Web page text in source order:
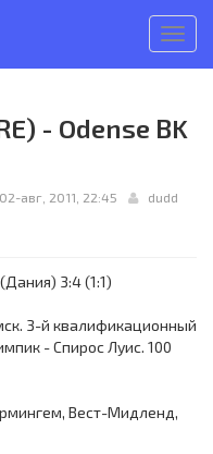
меню
- Odense BK
02-авг, 2011, 22:45
dudd
3:4 (1:1)
3-й квалификационный
- Спирос Луис. 100
Вест-Мидленд,